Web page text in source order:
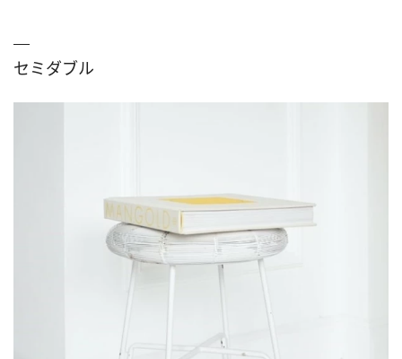
セミダブル